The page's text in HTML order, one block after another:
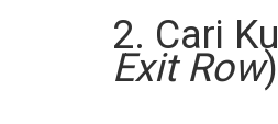
2. Cari
Exit Row)